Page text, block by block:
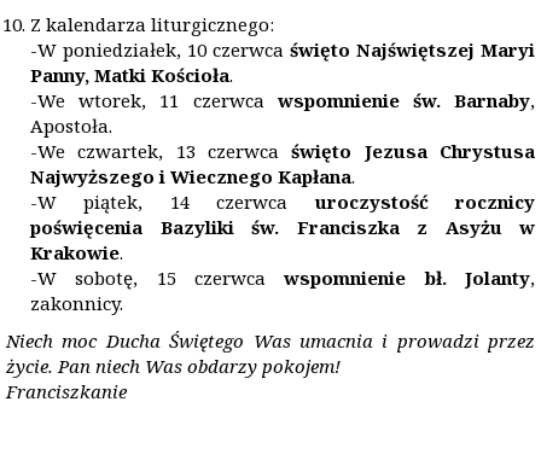
Z kalendarza liturgicznego:
-W poniedziałek, 10 czerwca święto Najświętszej Maryi
Panny, Matki Kościoła.
-We wtorek, 11 czerwca wspomnienie św. Barnaby,
Apostoła.
-We czwartek, 13 czerwcaświęto Jezusa Chrystusa
Najwyższego i Wiecznego Kapłana.
-W piątek, 14 czerwca uroczystość rocznicy
poświęcenia Bazyliki św. Franciszka z Asyżu w
Krakowie.
-W sobotę, 15 czerwcawspomnienie bł. Jolanty,
zakonnicy.
Niech moc Ducha Świętego Was umacnia i prowadzi przez
życie. Pan niech Was obdarzy pokojem!
Franciszkanie